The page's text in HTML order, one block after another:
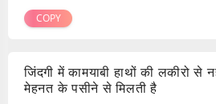
COPY
जिंदगी में कामयाबी हाथों की लकीरो से
मेहनत के पसीने से मिलती है